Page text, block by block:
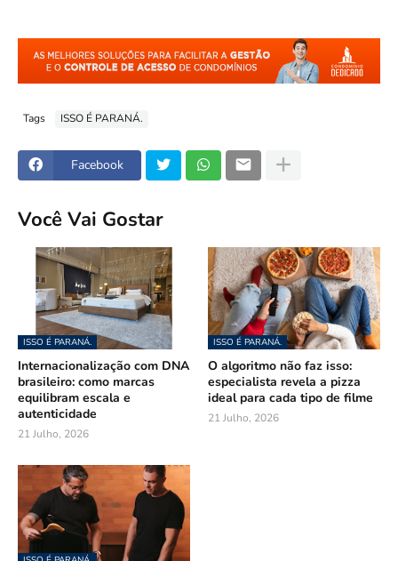
Tags ISSO É PARANÁ.
Facebook
Você Vai Gostar
ISSO É PARANÁ.
Internacionalização com DNA
brasileiro: como marcas
equilibram escala e
autenticidade
21 Julho, 2026
ISSO É PARANÁ.
O algoritmo não faz isso:
especialista revela a pizza
ideal para cada tipo de filme
21 Julho, 2026